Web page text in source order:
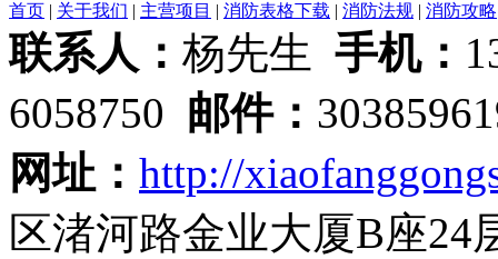
首页 | 关于我们 | 主营项目 | 消防表格下载 | 消防法规 | 消防攻略
联系人： 杨先生 手机：
6058750 邮件：
网址： http://
区渚河路金业大厦B座24